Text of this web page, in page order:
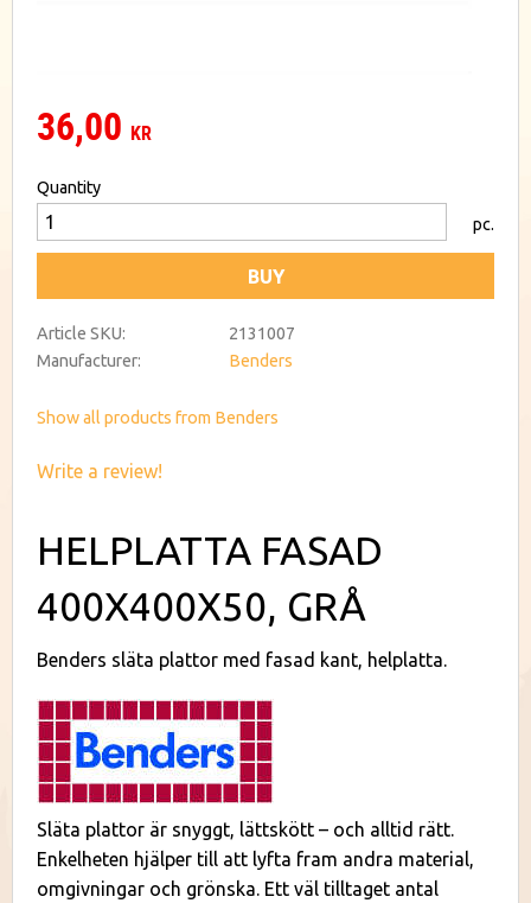
36,00 KR
Quantity
pc.
BUY
Article SKU
2131007
Manufacturer
Benders
Show all products from Benders
Write a review!
HELPLATTA FASAD
400X400X50, GRÅ
Benders släta plattor med fasad kant, helplatta.
Släta plattor är snyggt, lättskött – och alltid rätt.
Enkelheten hjälper till att lyfta fram andra material,
omgivningar och grönska. Ett väl tilltaget antal